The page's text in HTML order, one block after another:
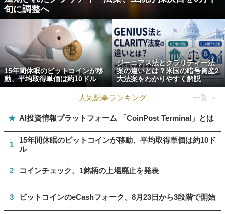
旬に調整へ
15年間休眠のビットコインが移
動、平均取得単価は約10ドル
ジーニアス法とクラリティー法
案の違いとは？米国の暗号資産2
大法案をわかりやすく解説
人気記事ランキング 一覧 ＞
★ AI投資情報プラットフォーム 「CoinPost Terminal」とは
1
15年間休眠のビットコインが移動、平均取得単価は約10ド
ル
2 コインチェック、1銘柄の上場廃止を発表
3 ビットコインのeCashフォーク、8月23日から3段階で開始